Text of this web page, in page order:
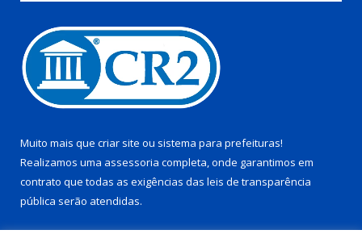
Muito mais que criar site ou sistema para prefeituras!
Realizamos uma assessoria completa, onde garantimos em
contrato que todas as exigências das leis de transparência
pública serão atendidas.